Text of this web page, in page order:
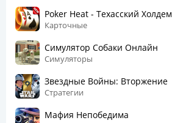
Poker Heat - Техасский Холдем
Карточные
Симулятор Собаки Онлайн
Симуляторы
Звездные Войны: Вторжение
Стратегии
Мафия Непобедима